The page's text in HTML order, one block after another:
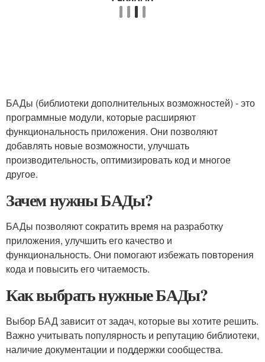
БАДы (библиотеки дополнительных возможностей) - это
программные модули, которые расширяют
функциональность приложения. Они позволяют
добавлять новые возможности, улучшать
производительность, оптимизировать код и многое
другое.
Зачем нужны БАДы?
БАДы позволяют сократить время на разработку
приложения, улучшить его качество и
функциональность. Они помогают избежать повторения
кода и повысить его читаемость.
Как выбрать нужные БАДы?
Выбор БАД зависит от задач, которые вы хотите решить.
Важно учитывать популярность и репутацию библиотеки,
наличие документации и поддержки сообщества.